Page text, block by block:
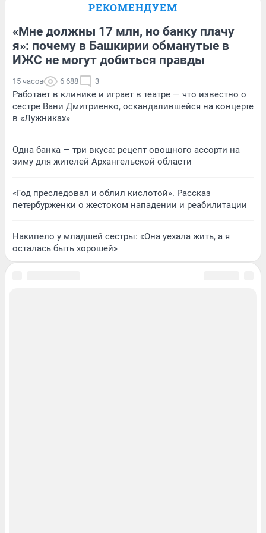
РЕКОМЕНДУЕМ
«Мне должны 17 млн, но банку плачу
я»: почему в Башкирии обманутые в
ИЖС не могут добиться правды
15 часов 6 688 3
Работает в клинике и играет в театре — что известно о
сестре Вани Дмитриенко, оскандалившейся на концерте
в «Лужниках»
Одна банка — три вкуса: рецепт овощного ассорти на
зиму для жителей Архангельской области
«Год преследовал и облил кислотой». Рассказ
петербурженки о жестоком нападении и реабилитации
Накипело у младшей сестры: «Она уехала жить, а я
осталась быть хорошей»